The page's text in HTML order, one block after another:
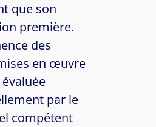
que son
première.
des
en œuvre
par le
compétent